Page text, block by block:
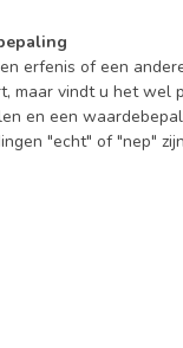
erfenis of een
maar vindt u het wel
en een
"echt" of "nep"